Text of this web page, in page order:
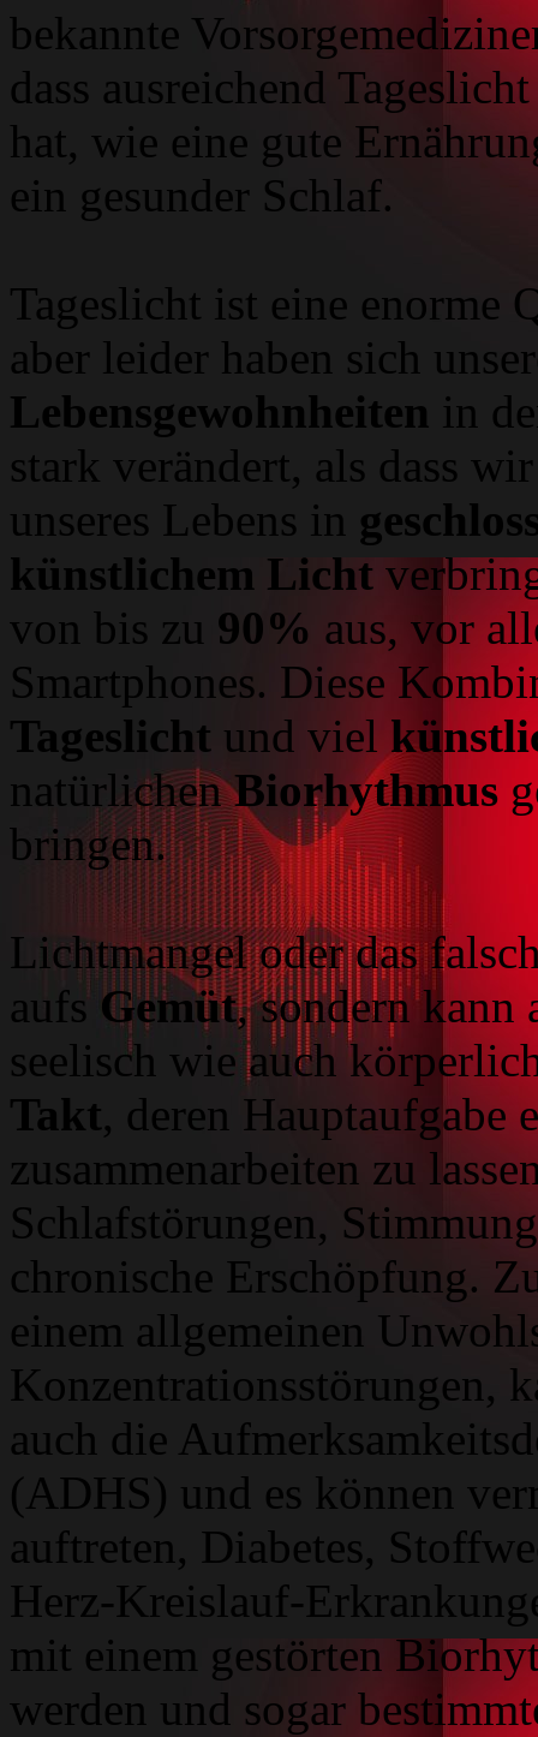
bekannte
dass ausreichend
hat, wie eine gute
ein gesunder Schlaf.
Tageslicht ist eine enorme
aber leider haben sich
Lebensgewohnheiten in
stark verändert, als dass
unseres Lebens in
künstlichem Licht
von bis zu 90% aus, vor
Smartphones. Diese
Tageslicht und viel
natürlichenBiorhythmus
bringen.
Lichtmangel oder das
aufs Gemüt, sondern kann
seelisch wie auch
Takt, deren Hauptaufgabe
zusammenarbeiten zu
Schlafstörungen,
chronische Erschöpfung.
einem allgemeinen
Konzentrationsstörungen,
auch die
(ADHS) und es können
auftreten, Diabetes,
Herz-Kreislauf-
mit einem gestörten
werden und sogar